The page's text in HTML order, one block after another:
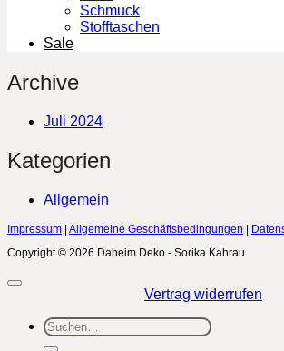
Schmuck
Stofftaschen
Sale
Archive
Juli 2024
Kategorien
Allgemein
Impressum | Allgemeine Geschäftsbedingungen |
Copyright © 2026 Daheim Deko - Sorika Kahrau
Vertrag widerrufen
Suchen
nach: